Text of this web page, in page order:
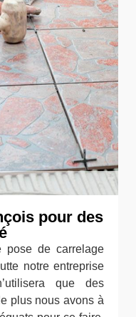
pour des
pose de carrelage
notre entreprise
que des
plus nous avons à